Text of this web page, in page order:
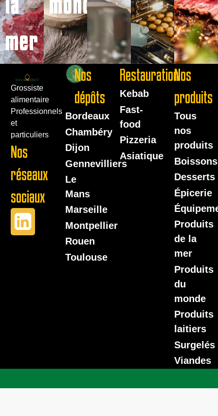
mer
Grossiste
alimentaire
Professionnels
et
particuliers
Nos
réseaux
sociaux
Nos
dépôts
Bordeaux
Chambéry
Dijon
Gennevilliers
Le
Mans
Marseille
Montpellier
Rouen
Toulouse
Restauration
Kebab
Fast-
food
Pizzeria
Asiatique
Nos
produits
Tous
nos
produits
Boissons
Desserts
Épicerie
Produits
de la
mer
Produits
du
monde
Produits
laitiers
Surgelés
Viandes